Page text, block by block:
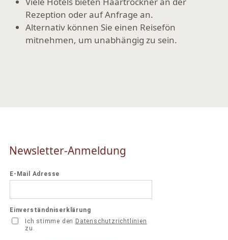
Rezeption oder auf Anfrage an.
Alternativ können Sie einen Reisefön
mitnehmen, um unabhängig zu sein.
Newsletter-Anmeldung